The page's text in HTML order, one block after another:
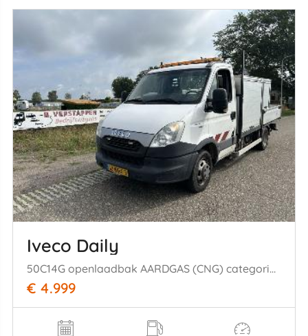
Iveco Daily
50C14G openlaadbak AARDGAS (CNG) categorie C rijbewijs, airco
€ 4.999